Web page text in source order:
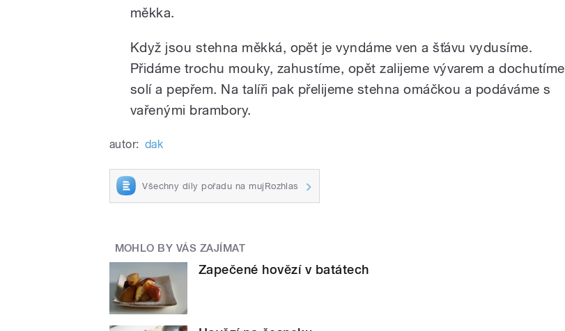
měkka.
Když jsou stehna měkká, opět je vyndáme ven a šťávu vydusíme.
Přidáme trochu mouky, zahustíme, opět zalijeme vývarem a dochutíme
solí a pepřem. Na talíři pak přelijeme stehna omáčkou a podáváme s
vařenými brambory.
autor: dak
Všechny díly pořadu na mujRozhlas
MOHLO BY VÁS ZAJÍMAT
Zapečené hovězí v batátech